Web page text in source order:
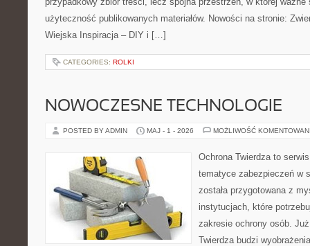
użyteczność publikowanych materiałów. Nowości na stronie:
Wiejska Inspiracja – DIY i […]
CATEGORIES: ROLKI
NOWOCZESNE TECHNOLOGIE
POSTED BY ADMIN MAJ - 1 - 2026 MOŻLIWOŚĆ
Ochrona Twierdza to
tematyce zabezpieczeń w
została przygotowana z
instytucjach, które
zakresie ochrony osób.
Twierdza budzi